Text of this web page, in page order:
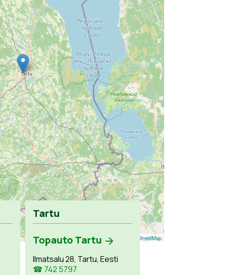
Leaflet OpenStreetMap
Tartu
Topauto Tartu
Ilmatsalu 28, Tartu, Eesti
☎ 742 5797